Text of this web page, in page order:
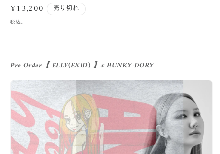
く
通
常
¥13,200 売り切れ
税込。
Pre Order【 ELLY(EXID) 】x HUNKY-DORY